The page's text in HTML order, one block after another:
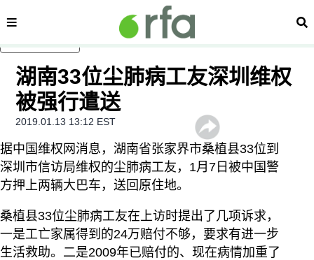
内容分类 搜
湖南33位尘肺病工友深圳维权
被强行遣送
2019.01.13 13:12 EST
据中国维权网消息，湖南省张家界市桑植县33位到
深圳市信访局维权的尘肺病工友，1月7日被中国警
方押上两辆大巴车，送回原住地。
桑植县33位尘肺病工友在上访时提出了几项诉求，
一是工亡家属得到的24万赔付不够，要求有进一步
生活救助。二是2009年已赔付的、现在病情加重了